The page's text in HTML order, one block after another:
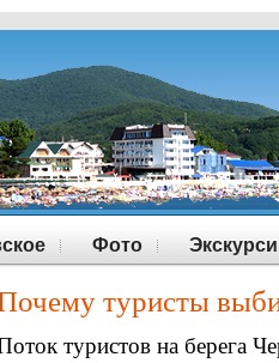
Фото
туристы
туристов на берега